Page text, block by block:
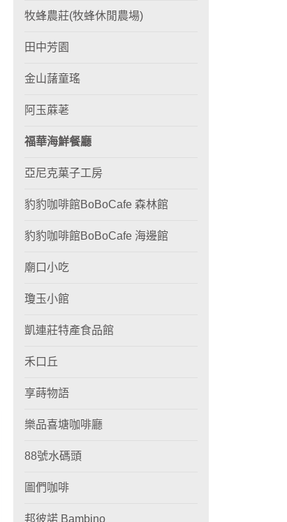
牧蜂農莊(牧蜂休閒農場)
田中芳園
金山藷童瑤
阿玉蔴荖
福華海鮮餐廳
亞尼克菓子工房
豹豹咖啡館BoBoCafe 森林館
豹豹咖啡館BoBoCafe 海邊館
廟口小吃
瓊玉小館
凱連莊特產食品館
禾口丘
享蒔物語
樂品喜塘咖啡廳
88號水碼頭
圖們咖啡
邦彼諾 Bambino